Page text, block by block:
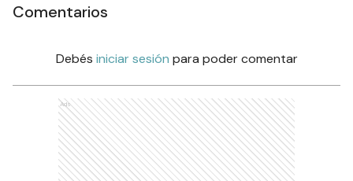
Comentarios
Debés iniciar sesión para poder comentar
Ads